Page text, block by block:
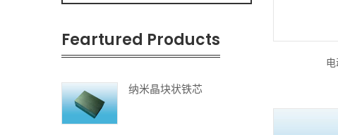
Feartured Products
纳米晶块状铁芯